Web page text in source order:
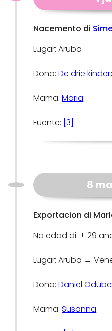
Nacemento di
Lugar: Aruba
Doño:De drie
Mama:Maria
Fuente: [3]
8
Exportacion di
Na edad di: ± 29
Lugar: Aruba →
Doño:Daniel
Mama:Susanna